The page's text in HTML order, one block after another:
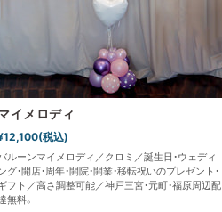
イメロディ
税込)
ルーンマイメロディ／クロミ／誕生日・ウェディ
グ・開店・周年・開院・開業・移転祝いのプレゼント・
フト／高さ調整可能／神戸三宮・元町・福原周辺配
無料。